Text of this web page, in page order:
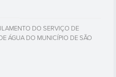
DO SERVIÇO DE
ÁGUA DO MUNICÍPIO DE SÃO